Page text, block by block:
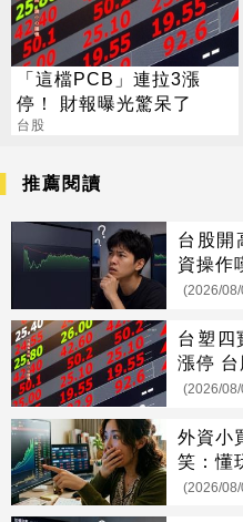
「這檔PCB」連拉3漲
停！ 財報曝光驚呆了
台股
推薦閱讀
台股開
資操作
(2026/
台塑四
漲停
(2026/
外資小
笑：懂
(2026/